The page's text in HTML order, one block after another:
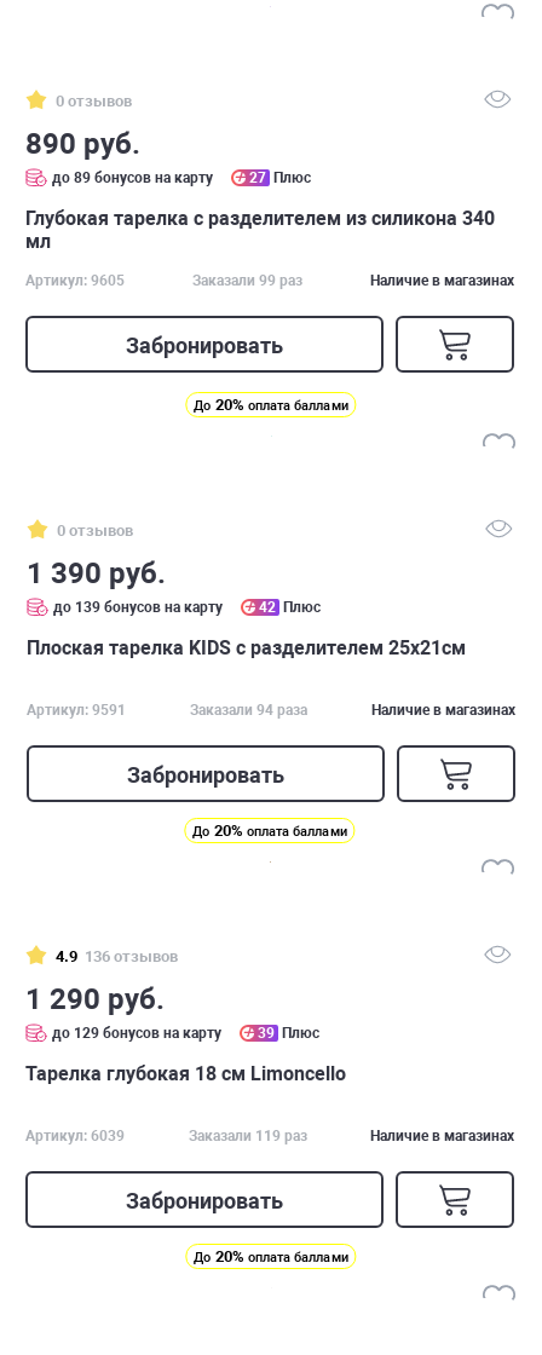
0 отзывов
890 руб.
до 89 бонусов на карту 27 Плюс
Глубокая тарелка c разделителем из силикона 340
мл
Артикул: 9605 Заказали 99 раз Наличие в магазинах
Забронировать
До 20% оплата баллами
0 отзывов
1 390 руб.
до 139 бонусов на карту 42 Плюс
Плоская тарелка KIDS с разделителем 25х21см
Артикул: 9591 Заказали 94 раза Наличие в магазинах
Забронировать
До 20% оплата баллами
4.9 136 отзывов
1 290 руб.
до 129 бонусов на карту 39 Плюс
Тарелка глубокая 18 см Limoncello
Артикул: 6039 Заказали 119 раз Наличие в магазинах
Забронировать
До 20% оплата баллами